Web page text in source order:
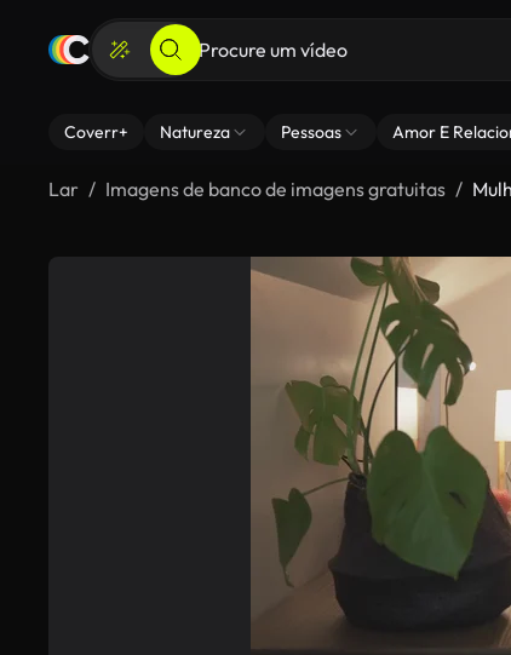
Coverr+ Natureza Pessoas Amor E
Lar Imagens de banco de imagens gratuitas